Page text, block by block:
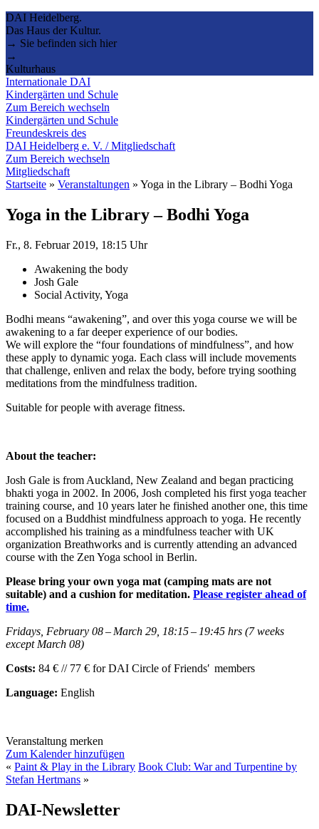
DAI Heidelberg.
Das Haus der Kultur.
→ Sie befinden sich hier
→
Kulturhaus
Internationale DAI
Kindergärten und Schule
Zum Bereich wechseln
Kindergärten und Schule
Freundeskreis des
DAI Heidelberg e. V. / Mitgliedschaft
Zum Bereich wechseln
Mitgliedschaft
Startseite » Veranstaltungen » Yoga in the Library – Bodhi Yoga
Yoga in the Library – Bodhi Yoga
Fr., 8. Februar 2019, 18:15 Uhr
Awakening the body
Josh Gale
Social Activity, Yoga
Bodhi means “awakening”, and over this yoga course we will be
awakening to a far deeper experience of our bodies.
We will explore the “four foundations of mindfulness”, and how
these apply to dynamic yoga. Each class will include movements
that challenge, enliven and relax the body, before trying soothing
meditations from the mindfulness tradition.
Suitable for people with average fitness.
About the teacher:
Josh Gale is from Auckland, New Zealand and began practicing
bhakti yoga in 2002. In 2006, Josh completed his first yoga teacher
training course, and 10 years later he finished another one, this time
focused on a Buddhist mindfulness approach to yoga. He recently
accomplished his training as a mindfulness teacher with UK
organization Breathworks and is currently attending an advanced
course with the Zen Yoga school in Berlin.
Please bring your own yoga mat (camping mats are not
suitable) and a cushion for meditation. Please register ahead of
time.
Fridays, February 08 – March 29, 18:15 – 19:45 hrs (7 weeks
except March 08)
Costs: 84 € // 77 € for DAI Circle of Friends′ members
Language: English
Veranstaltung merken
Zum Kalender hinzufügen
« Paint & Play in the Library Book Club: War and Turpentine by
Stefan Hertmans »
DAI-Newsletter